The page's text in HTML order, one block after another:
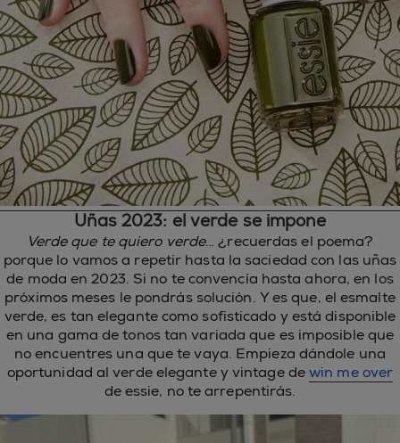
Uñas 2023: el verde se impone
Verde que te quiero verde… ¿recuerdas el poema?
porque lo vamos a repetir hasta la saciedad con las uñas
de moda en 2023. Si no te convencía hasta ahora, en los
próximos meses le pondrás solución. Y es que, el esmalte
verde, es tan elegante como sofisticado y está disponible
en una gama de tonos tan variada que es imposible que
no encuentres una que te vaya. Empieza dándole una
oportunidad al verde elegante y vintage dewin me over
de essie, no te arrepentirás.